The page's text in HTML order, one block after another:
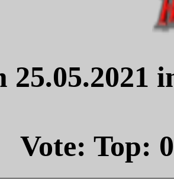
25.05.2021
Vote: Top: 0